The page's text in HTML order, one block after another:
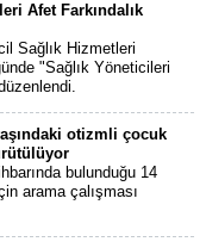
Afet Farkındalık
Sağlık Hizmetleri
"Sağlık Yöneticileri
otizmli çocuk
bulunduğu 14
arama çalışması